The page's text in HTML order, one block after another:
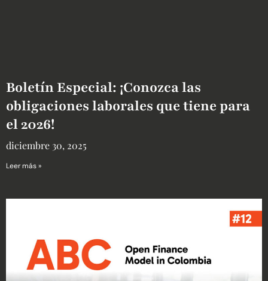
Boletín Especial: ¡Conozca las
obligaciones laborales que tiene para
el 2026!
diciembre 30, 2025
Leer más »